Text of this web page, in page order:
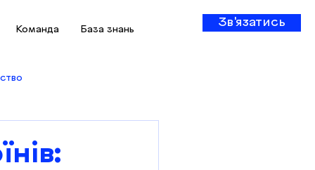
Зв'язатись
Команда База знань